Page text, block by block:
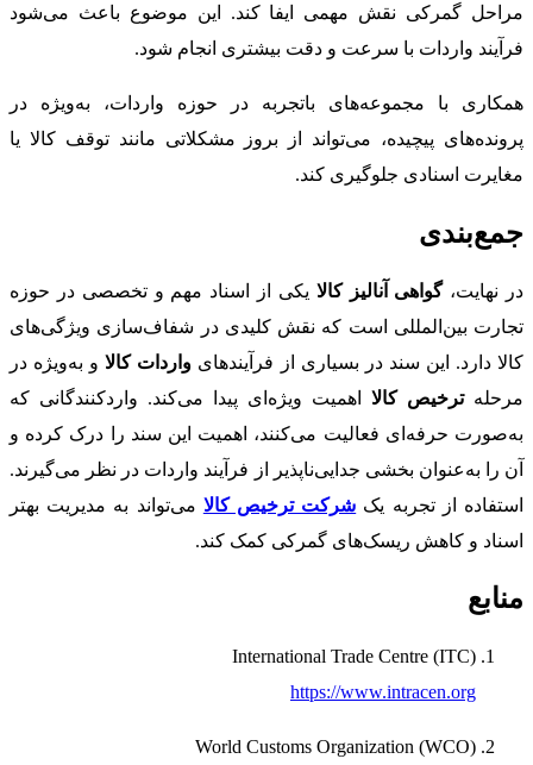
مراحل گمرکی نقش مهمی ایفا کند. این موضوع باعث می‌شود
فرآیند واردات با سرعت و دقت بیشتری انجام شود.
همکاری با مجموعه‌های باتجربه در حوزه واردات، به‌ویژه در
پرونده‌های پیچیده، می‌تواند از بروز مشکلاتی مانند توقف کالا یا
مغایرت اسنادی جلوگیری کند.
جمع‌بندی
در نهایت،گواهی آنالیز کالا یکی از اسناد مهم و تخصصی در حوزه
تجارت بین‌المللی است که نقش کلیدی در شفاف‌سازی ویژگی‌های
کالا دارد. این سند در بسیاری از فرآیندهای واردات کالاو به‌ویژه در
مرحلهترخیص کالا اهمیت ویژه‌ای پیدا می‌کند. واردکنندگانی که
به‌صورت حرفه‌ای فعالیت می‌کنند، اهمیت این سند را درک کرده و
آن را به‌عنوان بخشی جدایی‌ناپذیر از فرآیند واردات در نظر می‌گیرند.
استفاده از تجربه یک شرکت ترخیص کالا می‌تواند به مدیریت بهتر
اسناد و کاهش ریسک‌های گمرکی کمک کند.
منابع
International Trade Centre (ITC)
https://www.intracen.org
World Customs Organization (WCO)